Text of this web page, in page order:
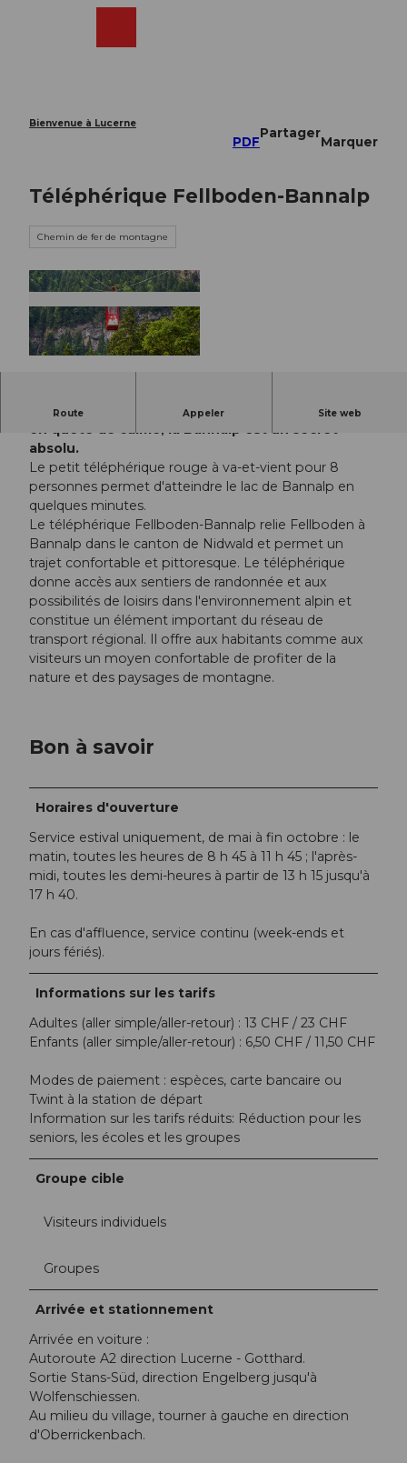
Bienvenue à Lucerne
PDF
Partager
Marquer
Téléphérique Fellboden-Bannalp
Chemin de fer de montagne
Route Appeler Site web
Pour les amateurs de sommets et les personnes
en quête de calme, la Bannalp est un secret
absolu.
Le petit téléphérique rouge à va-et-vient pour 8
personnes permet d'atteindre le lac de Bannalp en
quelques minutes.
Le téléphérique Fellboden-Bannalp relie Fellboden à
Bannalp dans le canton de Nidwald et permet un
trajet confortable et pittoresque. Le téléphérique
donne accès aux sentiers de randonnée et aux
possibilités de loisirs dans l'environnement alpin et
constitue un élément important du réseau de
transport régional. Il offre aux habitants comme aux
visiteurs un moyen confortable de profiter de la
nature et des paysages de montagne.
Bon à savoir
Horaires d'ouverture
Service estival uniquement, de mai à fin octobre : le
matin, toutes les heures de 8 h 45 à 11 h 45 ; l'après-
midi, toutes les demi-heures à partir de 13 h 15 jusqu'à
17 h 40.
En cas d'affluence, service continu (week-ends et
jours fériés).
Informations sur les tarifs
Adultes (aller simple/aller-retour) : 13 CHF / 23 CHF
Enfants (aller simple/aller-retour) : 6,50 CHF / 11,50 CHF
Modes de paiement : espèces, carte bancaire ou
Twint à la station de départ
Information sur les tarifs réduits: Réduction pour les
seniors, les écoles et les groupes
Groupe cible
Visiteurs individuels
Groupes
Arrivée et stationnement
Arrivée en voiture :
Autoroute A2 direction Lucerne - Gotthard.
Sortie Stans-Süd, direction Engelberg jusqu'à
Wolfenschiessen.
Au milieu du village, tourner à gauche en direction
d'Oberrickenbach.